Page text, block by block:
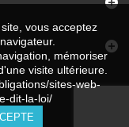
vous acceptez
mémoriser
visite ultérieure.
sites-web-
dit-la-loi/